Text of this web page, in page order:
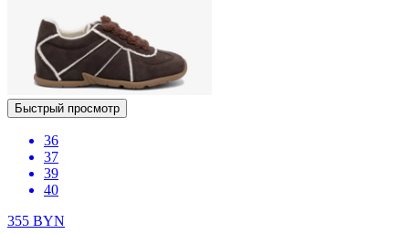
Быстрый просмотр
36
37
39
40
355 BYN